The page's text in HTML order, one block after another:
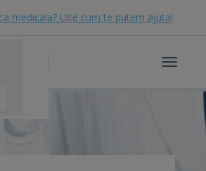
medicala? Uite cum te putem ajuta!
Toggle